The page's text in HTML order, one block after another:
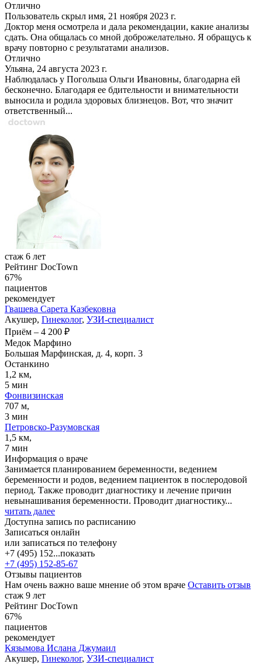
Отлично
Пользователь скрыл имя, 21 ноября 2023 г.
Доктор меня осмотрела и дала рекомендации, какие анализы
сдать. Она общалась со мной доброжелательно. Я обращусь к
врачу повторно с результатами анализов.
Отлично
Ульяна, 24 августа 2023 г.
Наблюдалась у Погольша Ольги Ивановны, благодарна ей
бесконечно. Благодаря ее бдительности и внимательности
выносила и родила здоровых близнецов. Вот, что значит
ответственный...
стаж 6 лет
Рейтинг DocTown
67%
пациентов
рекомендует
Гвашева Сарета Казбековна
Акушер, Гинеколог, УЗИ-специалист
Приём – 4 200 ₽
Медок Марфино
Большая Марфинская, д. 4, корп. 3
Останкино
1,2 км,
5 мин
Фонвизинская
707 м,
3 мин
Петровско-Разумовская
1,5 км,
7 мин
Информация о враче
Занимается планированием беременности, ведением
беременности и родов, ведением пациенток в послеродовой
период. Также проводит диагностику и лечение причин
невынашивания беременности. Проводит диагностику...
читать далее
Доступна запись по расписанию
Записаться онлайн
или записаться по телефону
+7 (495) 152...показать
+7 (495) 152-85-67
Отзывы пациентов
Нам очень важно ваше мнение об этом враче Оставить отзыв
стаж 9 лет
Рейтинг DocTown
67%
пациентов
рекомендует
Кязымова Ислана Джумаил
Акушер, Гинеколог, УЗИ-специалист